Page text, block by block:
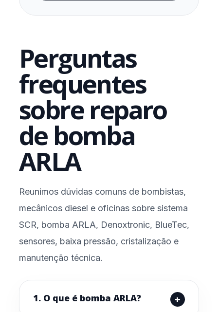
Perguntas
frequentes
sobre reparo
de bomba
ARLA
Reunimos dúvidas comuns de bombistas,
mecânicos diesel e oficinas sobre sistema
SCR, bomba ARLA, Denoxtronic, BlueTec,
sensores, baixa pressão, cristalização e
manutenção técnica.
1. O que é bomba ARLA?